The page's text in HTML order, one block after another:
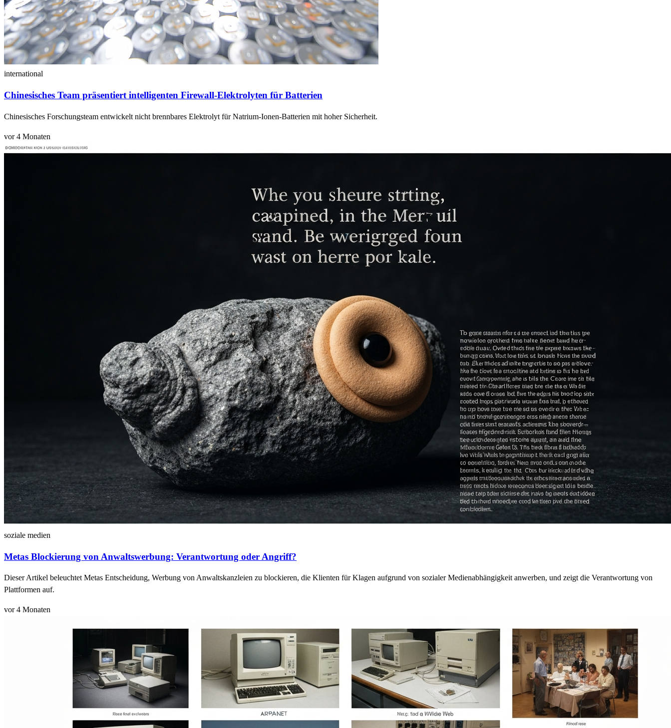
international
Chinesisches Team präsentiert intelligenten Firewall-Elektrolyten für Batterien
Chinesisches Forschungsteam entwickelt nicht brennbares Elektrolyt für Natrium-Ionen-Batterien mit hoher Sicherheit.
vor 4 Monaten
soziale medien
Metas Blockierung von Anwaltswerbung: Verantwortung oder Angriff?
Dieser Artikel beleuchtet Metas Entscheidung, Werbung von Anwaltskanzleien zu blockieren, die Klienten für Klagen aufgrund von sozialer Medienabhängigkeit anwerben, und zeigt die Verantwortung von
Plattformen auf.
vor 4 Monaten